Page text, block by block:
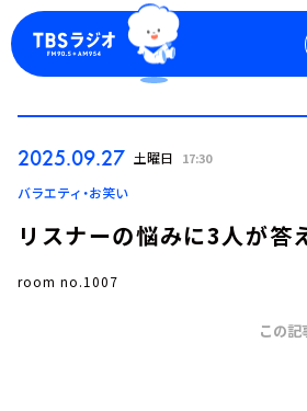
ログイン
2025.09.27 土曜日 17:30
バラエティ・お笑い
リスナーの悩みに3人が答
room no.1007
この記